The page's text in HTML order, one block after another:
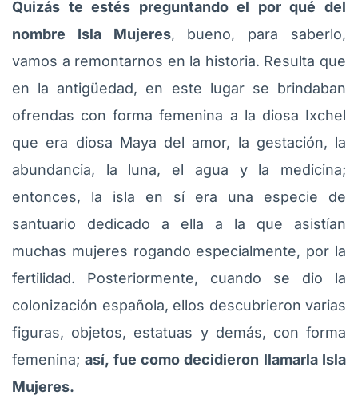
Quizás te estés preguntando el por qué del
nombre Isla Mujeres, bueno, para saberlo,
vamos a remontarnos en la historia. Resulta que
en la antigüedad, en este lugar se brindaban
ofrendas con forma femenina a la diosa Ixchel
que era diosa Maya del amor, la gestación, la
abundancia, la luna, el agua y la medicina;
entonces, la isla en sí era una especie de
santuario dedicado a ella a la que asistían
muchas mujeres rogando especialmente, por la
fertilidad. Posteriormente, cuando se dio la
colonización española, ellos descubrieron varias
figuras, objetos, estatuas y demás, con forma
femenina;así, fue como decidieron llamarla Isla
Mujeres.